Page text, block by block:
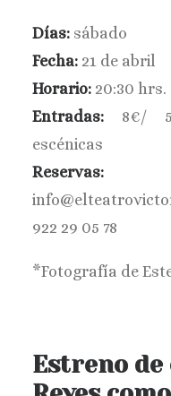
BUSCAR
Días: sábado
Fecha: 21 de abril
Horario: 20:30 hrs.
Entradas: 8€/
escénicas
Reservas:
922 29 05 78
*Fotografía de
Estreno